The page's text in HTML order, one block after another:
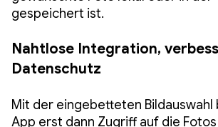
gespeichert ist.
Nahtlose Integration,
Datenschutz
Mit der eingebetteten
App erst dann Zugriff auf die